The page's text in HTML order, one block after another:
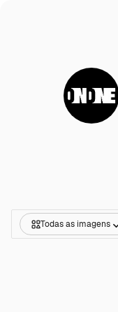
Todas as imagens